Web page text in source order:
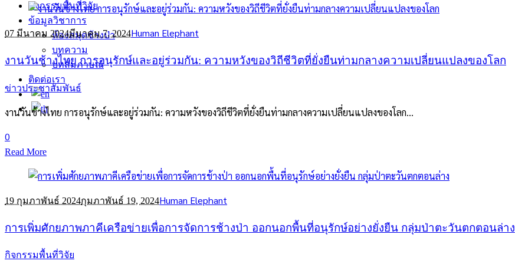
กิจกรรมพื้นที่วิจัย
ข้อมูลวิชาการ
ห้องสมุดช้างป่า
บทความ
บทสัมภาษณ์
ติดต่อเรา
07 มีนาคม 2024มีนาคม 7, 2024Human Elephant
งานวันช้างไทย การอนุรักษ์และอยู่ร่วมกัน: ความหวังของวิถีชีวิตที่ยั่งยืนท่ามกลางความเปลี่ยนแปลงของโลก
ข่าวประชาสัมพันธ์
งานวันช้างไทย การอนุรักษ์และอยู่ร่วมกัน: ความหวังของวิถีชีวิตที่ยั่งยืนท่ามกลางความเปลี่ยนแปลงของโลก...
0
Read More
19 กุมภาพันธ์ 2024กุมภาพันธ์ 19, 2024Human Elephant
การเพิ่มศักยภาพภาคีเครือข่ายเพื่อการจัดการช้างป่า ออกนอกพื้นที่อนุรักษ์อย่างยั่งยืน กลุ่มป่าตะวันตกตอนล่าง
กิจกรรมพื้นที่วิจัย